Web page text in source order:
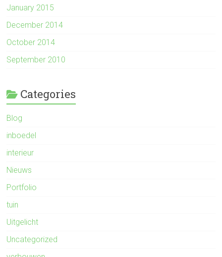
January 2015
December 2014
October 2014
September 2010
Categories
Blog
inboedel
interieur
Nieuws
Portfolio
tuin
Uitgelicht
Uncategorized